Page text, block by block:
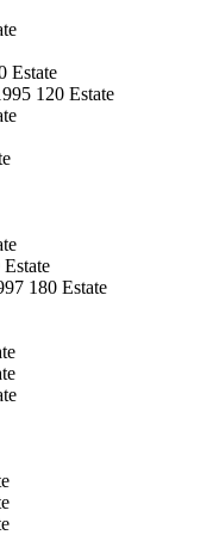
Estate
120 Estate
180 Estate